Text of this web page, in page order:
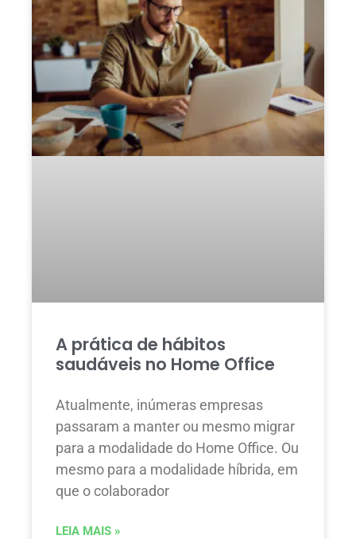
A prática de hábitos
saudáveis no Home Office
Atualmente, inúmeras empresas
passaram a manter ou mesmo migrar
para a modalidade do Home Office. Ou
mesmo para a modalidade híbrida, em
que o colaborador
LEIA MAIS »